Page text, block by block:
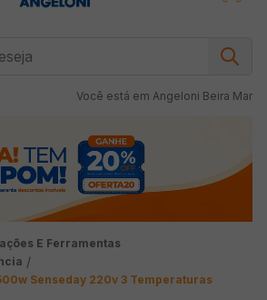
Você está em Angeloni Beira Mar
E Ferramentas
Senseday 220v 3 Temperaturas